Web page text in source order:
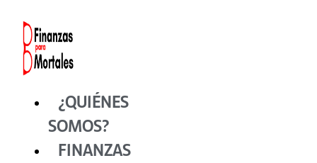
contenido
¿QUIÉNES
SOMOS?
FINANZAS